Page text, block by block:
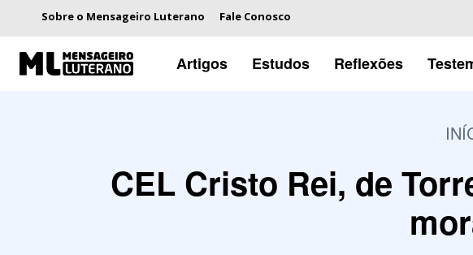
Sobre o Mensageiro Luterano Fale Conosco
Artigos Estudos Reflexões
CEL Cristo Rei, de